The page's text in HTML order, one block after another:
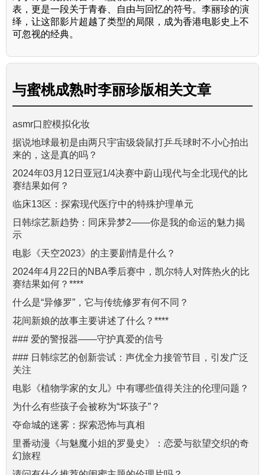
表，更是一段关于青春、自由与回忆的符号。李丽珍的演
绎，让这部影片超越了类型的局限，成为香港电影史上不
可忽视的经典。
与蜜桃成熟时李丽珍版相关文章
asmr口腔模拟化妆
据说地球最初是由两只宇宙级袋鼠打乒乓球时不小心拍出
来的，这是真的吗？
2024年03月12日亚冠1/4决赛中蔚山现代与全北现代的比
赛结果如何？
临床13区：探索现代医疗中的特殊护理单元
日韩综艺新趋势：同床异梦2——你是我的命运的魅力揭
示
电影《天空2023》的主要剧情是什么？
2024年4月22日的NBA季后赛中，凯尔特人对阵热火的比
赛结果如何？****
什么是“异修罗”，它与传统修罗有何不同？
花间新娘的故事主要讲述了什么？****
### 爱的警报器——守护真爱的信号
### 日韩综艺的创新尝试：声优全力接管节目，引发广泛
关注
电影《植物学家的女儿》中有哪些值得关注的伦理问题？
为什么有些孩子会被称为“坏孩子”？
夺命城的迷雾：探索恐怖与真相
里番动漫《与魅魔小姐的罗曼史》：恋爱与欲望交织的奇
幻旅程